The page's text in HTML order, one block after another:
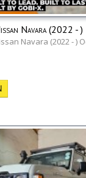
Navara (2022 - )
Navara (2022 - )